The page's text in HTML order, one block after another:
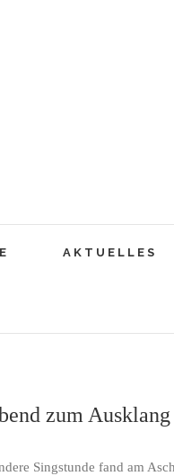
AKTUELLES
zum
Singstunde fand am